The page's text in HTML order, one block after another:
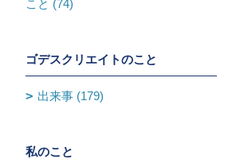
こと (74)
ゴデスクリエイトのこと
出来事 (179)
私のこと